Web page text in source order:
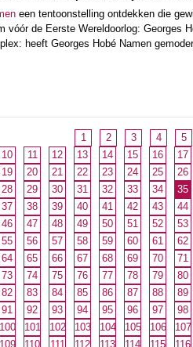
een tentoonstelling ontdekken die
de Eerste Wereldoorlog: Georges
heeft Georges Hobé Namen
1 2 3 4 5
10
11 12 13 14 15 16 17
19
20 21 22 23 24 25 26
28
29 30 31 32 33 34 35
37
38 39 40 41 42 43 44
46
47 48 49 50 51 52 53
55
56 57 58 59 60 61 62
64
65 66 67 68 69 70 71
73
74 75 76 77 78 79 80
82
83 84 85 86 87 88 89
91
92 93 94 95 96 97 98
100
101 102 103 104 105 106 107
109
110 111 112 113 114 115 116